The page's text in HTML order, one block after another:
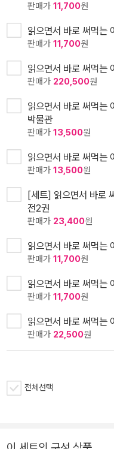
판매가 11,700원
읽으면서 바로 써먹는
판매가 11,700원
읽으면서 바로 써먹는
판매가 220,500원
읽으면서 바로 써먹는
박물관
판매가 13,500원
읽으면서 바로 써먹는
판매가 13,500원
[세트] 읽으면서 바로
전2권
판매가 23,400원
읽으면서 바로 써먹는
판매가 11,700원
읽으면서 바로 써먹는
판매가 11,700원
읽으면서 바로 써먹는
판매가 22,500원
전체선택